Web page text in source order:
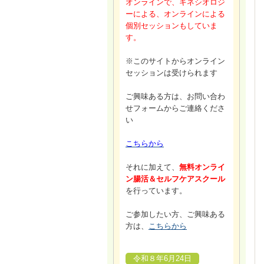
オンラインで、キネシオロジ
ーによる、オンラインによる
個別セッションもしていま
す。
※このサイトからオンライン
セッションは受けられます
ご興味ある方は、お問い合わ
せフォームからご連絡くださ
い
こちらから
それに加えて、 無料オンライ
ン腸活＆セルフケアスクール
を行っています。
ご参加したい方、ご興味ある
方は、 こちらから
令和８年6月24日